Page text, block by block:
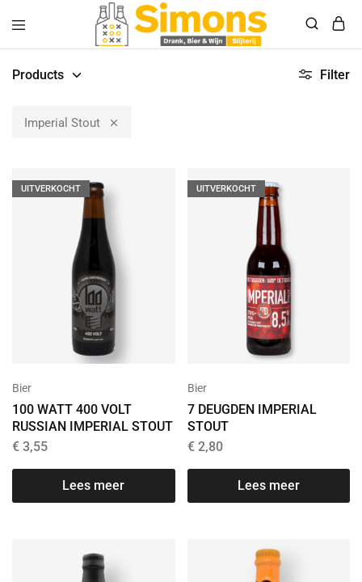
Simonsdrank.nl
Drank,
&
Products Filter
Imperial Stout
UITVERKOCHT
Bier
100 WATT 400 VOLT
RUSSIAN IMPERIAL STOUT
€ 3,55
Lees meer
UITVERKOCHT
Bier
7 DEUGDEN IMPERIAL
STOUT
€2,80
Lees meer